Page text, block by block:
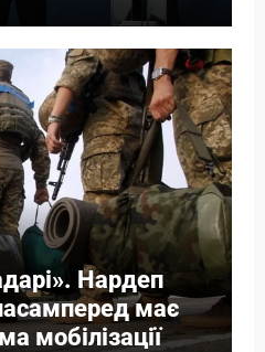
Нардеп
має
мобілізації